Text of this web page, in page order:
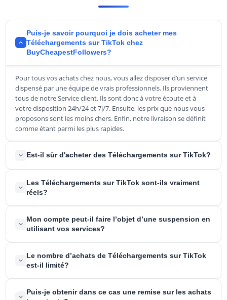
Puis-je savoir pourquoi je dois acheter mes
Téléchargements sur TikTok chez
BuyCheapestFollowers?
Pour tous vos achats chez nous, vous allez disposer d’un service
dispensé par une équipe de vrais professionnels. Ils proviennent
tous de notre Service client. Ils sont donc à votre écoute et à
votre disposition 24h/24 et 7j/7. Ensuite, les prix que nous vous
proposons sont les moins chers. Enfin, notre livraison se définit
comme étant parmi les plus rapides.
Est-il sûr d'acheter des Téléchargements sur TikTok?
Oui, car BuyCheapestFollowers n’offre que de vrais utilisateurs
pour tous ses produits, dont les Téléchargements en votre
Les Téléchargements sur TikTok sont-ils vraiment
réels?
Oui et c’est catégorique. Soyez rassuré, car les Téléchargements
que nous vous livrons proviennent dans la totalité d'utilisateurs
Mon compte peut-il faire l’objet d’une suspension en
utilisant vos services?
Non. D’ailleurs, cela a été prouvé depuis une longue période. La
technologie que nous employons ne met pas en risque votre
Le nombre d’achats de Téléchargements sur TikTok
est-il limité?
Non. La preuve, vous pouvez nous soumettre une grosse
Puis-je obtenir dans ce cas une remise sur les achats